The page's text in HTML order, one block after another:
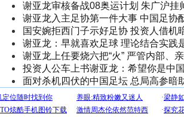
谢亚龙审核备战08奥运计划 朱广沪挂
谢亚龙入主足协第一件大事 中国足协
国安婉拒西门子示好足协 投资人借机
谢亚龙：早就喜欢足球 理论结合实践
谢亚龙上任要烧六把“火” 严管内部、
投资人公车上书谢亚龙：希望你是中
面对杀机四伏的中国足坛 总局高参暗